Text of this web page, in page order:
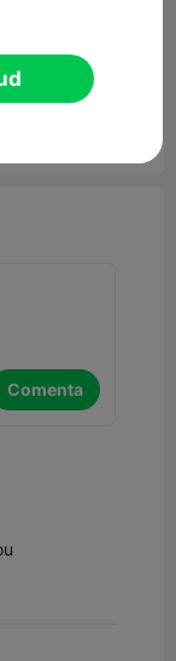
Comenta